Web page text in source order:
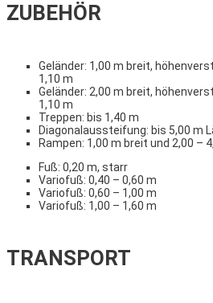
ZUBEHÖR
Geländer: 1,00 m breit,
1,10 m
Geländer: 2,00 m breit,
1,10 m
Treppen: bis 1,40 m
Diagonalaussteifung: bis 5,00 m
Rampen: 1,00 m breit und 2,00 –
Fuß: 0,20 m, starr
Variofuß: 0,40 – 0,60 m
Variofuß: 0,60 – 1,00 m
Variofuß: 1,00 – 1,60 m
TRANSPORT